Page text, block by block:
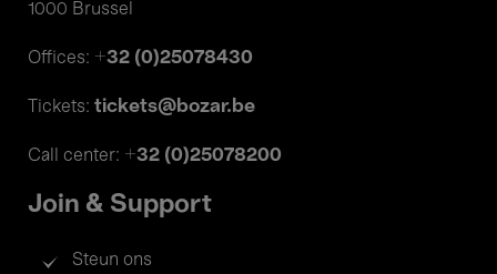
1000 Brussel
Offices: +32 (0)25078430
Tickets: tickets@bozar.be
Call center: +32 (0)25078200
Join & Support
Steun ons